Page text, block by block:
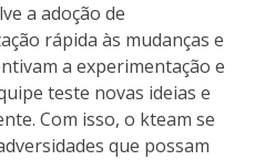
a adoção de
rápida às mudanças e
a experimentação e
teste novas ideias e
Com isso, o kteam se
que possam